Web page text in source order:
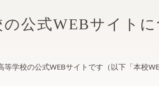
公式WEBサイト
校の公式WEBサイトです（以下「本校